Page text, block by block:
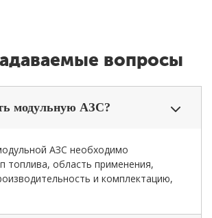
вопросы
модульную АЗС?
АЗС необходимо
топлива, область применения,
и комплектацию,